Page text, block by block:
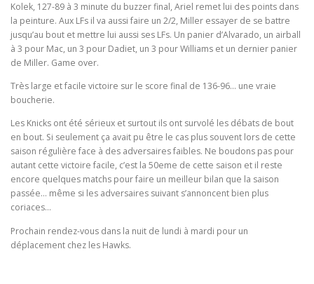
Kolek, 127-89 à 3 minute du buzzer final, Ariel remet lui des points dans
la peinture. Aux LFs il va aussi faire un 2/2, Miller essayer de se battre
jusqu’au bout et mettre lui aussi ses LFs. Un panier d’Alvarado, un airball
à 3 pour Mac, un 3 pour Dadiet, un 3 pour Williams et un dernier panier
de Miller. Game over.
Très large et facile victoire sur le score final de 136-96… une vraie
boucherie.
Les Knicks ont été sérieux et surtout ils ont survolé les débats de bout
en bout. Si seulement ça avait pu être le cas plus souvent lors de cette
saison régulière face à des adversaires faibles. Ne boudons pas pour
autant cette victoire facile, c’est la 50eme de cette saison et il reste
encore quelques matchs pour faire un meilleur bilan que la saison
passée… même si les adversaires suivant s’annoncent bien plus
coriaces…
Prochain rendez-vous dans la nuit de lundi à mardi pour un
déplacement chez les Hawks.